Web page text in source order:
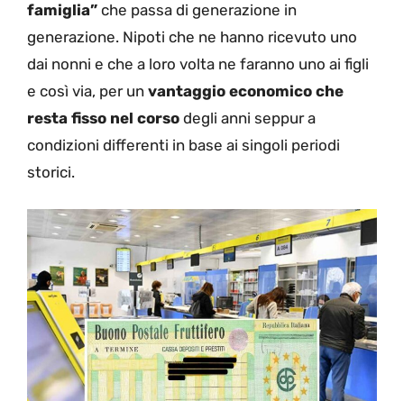
famiglia” che passa di generazione in
generazione. Nipoti che ne hanno ricevuto uno
dai nonni e che a loro volta ne faranno uno ai figli
e così via, per un vantaggio economico che
resta fisso nel corso degli anni seppur a
condizioni differenti in base ai singoli periodi
storici.